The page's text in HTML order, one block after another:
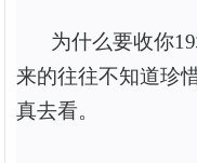
为什么要收你19
来的往往不知道珍
真去看。